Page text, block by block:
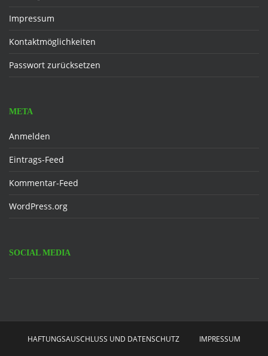
Impressum
Kontaktmöglichkeiten
Passwort zurücksetzen
META
Anmelden
Eintrags-Feed
Kommentar-Feed
WordPress.org
SOCIAL MEDIA
HAFTUNGSAUSCHLUSS UND DATENSCHUTZ IMPRESSUM